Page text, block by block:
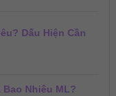
Dấu Hiện Cần
Nhiêu ML?